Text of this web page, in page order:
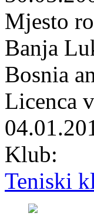
Mjesto
Banja
Bosnia
Licenca
Klub:
Teniski